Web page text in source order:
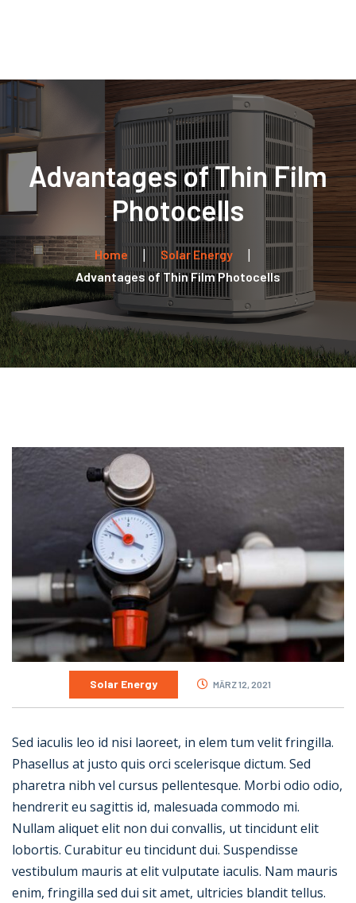
Leistungen
Kontakt
Advantages of Thin Film
Photocells
Home
Solar Energy
Advantages of Thin Film Photocells
Solar Energy MÄRZ 12, 2021
Sed iaculis leo id nisi laoreet, in elem tum velit fringilla.
Phasellus at justo quis orci scelerisque dictum. Sed
pharetra nibh vel cursus pellentesque. Morbi odio odio,
hendrerit eu sagittis id, malesuada commodo mi.
Nullam aliquet elit non dui convallis, ut tincidunt elit
lobortis. Curabitur eu tincidunt dui. Suspendisse
vestibulum mauris at elit vulputate iaculis. Nam mauris
enim, fringilla sed dui sit amet, ultricies blandit tellus.